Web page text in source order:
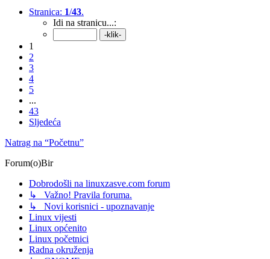
Stranica: 1/43.
Idi na stranicu...:
1
2
3
4
5
...
43
Sljedeća
Natrag na “Početnu”
Forum(o)Bir
Dobrodošli na linuxzasve.com forum
↳ Važno! Pravila foruma.
↳ Novi korisnici - upoznavanje
Linux vijesti
Linux općenito
Linux početnici
Radna okruženja